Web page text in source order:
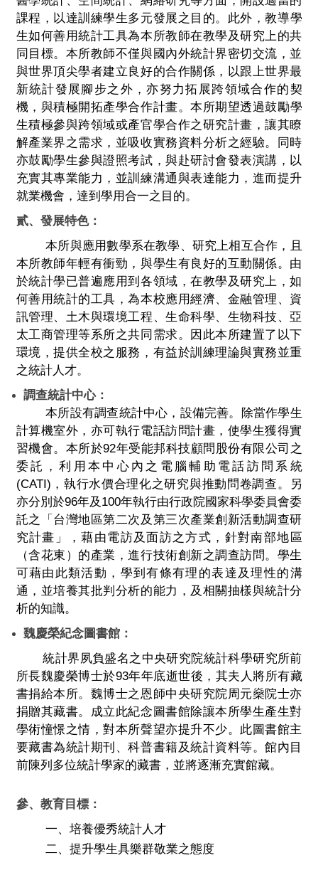
課程，以達訓練學生多元發展之目的。此外，教導學
生如何善用統計工具為本所教師在教學及研究上的共
同目標。本所教師不僅與國內外統計界密切交流，並
與世界頂尖學者建立良好的合作關係，以跟上世界最
新統計發展腳步之外，亦努力拓展跨領域合作的契
機，與積極開拓產學合作計畫。本所期望透過鼓勵學
生積極參與跨領域或產官學合作之研究計畫，讓其瞭
解產業界之需求，並吸收實務資料分析之經驗。同時
亦鼓勵學生參與證照考試，與赴研討會發表演講，以
充實其專業能力，並訓練溝通與表達能力，進而提升
就業機會，達到學用合一之目的。
貳、發展特色：
本所與應用數學系在教學、研究上相互合作，且
本所教師年輕有衝勁，與學生有良好的互動關係。由
於統計學已普遍應用到各領域，在教學及研究上，如
何善用統計的工具，為本校應用經濟、金融管理、資
訊管理、土木與環境工程、生命科學、生物科技、亞
太工商管理等系所之共同需求。因此本所建置了以下
環境，提供全校之服務，有益於訓練理論與實務並重
之統計人才。
調查統計中心：
本所設有調查統計中心，設備完善。除當作學生
計算機室外，亦可執行電話訪問計畫，使學生獲得實
習機會。本所於92年受能邦科技顧問股份有限公司之
委託，利用本中心內之電腦輔助電話訪問系統
(CATI)，執行水價合理化之研究與推動問卷調查。另
亦分別於96年及100年執行由行政院國家科學委員會委
託之「台灣地區第二次及第三次產業創新活動調查研
究計畫」，藉由電訪及面訪之方式，針對南部地區
（含花東）的產業，進行技術創新之調查訪問。學生
可藉由此類活動，學到有條有理的表達及理性的溝
通，並培養其批判分析的能力，及相關抽樣與統計分
析的知識。
魏慶榮紀念圖書館：
統計界夙負盛名之中央研究院統計科學研究所前
所長魏慶榮博士於93年年底逝世後，其夫人將所有藏
書捐給本所。魏博士之恩師中央研究院周元燊院士亦
捐贈其藏書。成立此紀念圖書館除讓本所學生產生對
學術憧憬之情，對本所聲望亦提升不少。此圖書館主
要藏書為統計期刊、科普書籍及統計資料等。館內目
前陳列多位統計學家的藏書，並將逐漸充實館藏。
參、教育目標：
一、培養優秀統計人才
二、提升學生具樂群敬業之態度